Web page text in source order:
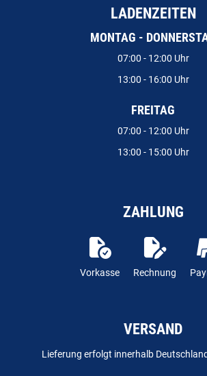
LADENZEITEN
MONTAG -
07:00 - 12:00 Uhr
13:00 - 16:00 Uhr
FREITAG
07:00 - 12:00 Uhr
13:00 - 15:00 Uhr
ZAHLUNG
Vorkasse Rechnung
VERSAND
Lieferung erfolgt innerhalb